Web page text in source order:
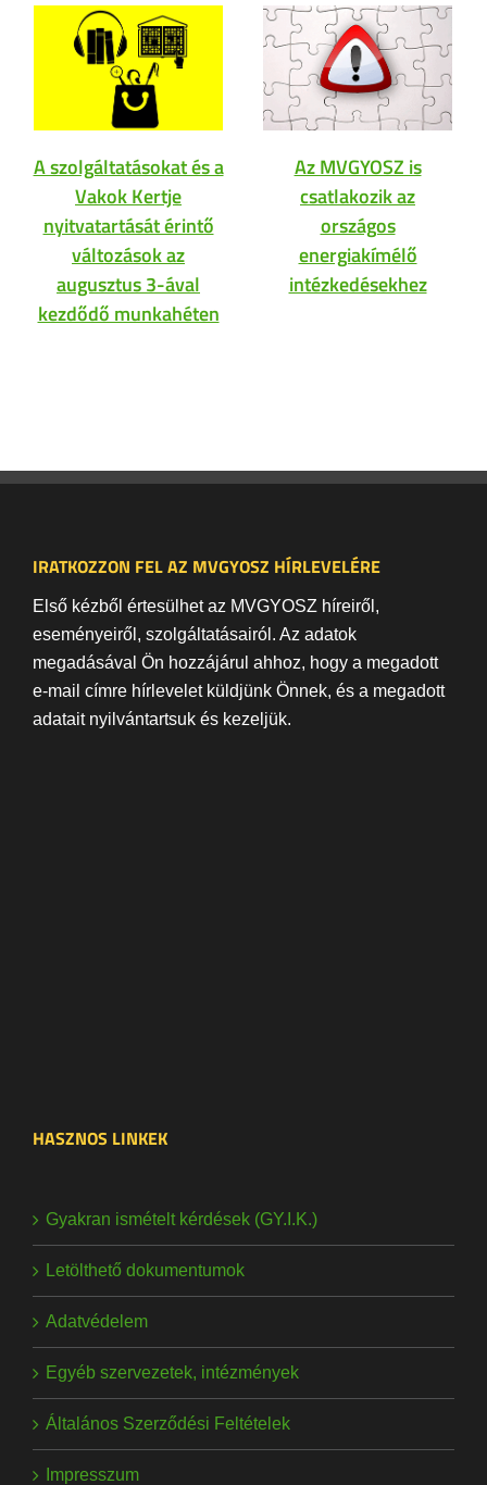
A szolgáltatásokat és a
Vakok Kertje
nyitvatartását érintő
változások az
augusztus 3-ával
kezdődő munkahéten
Az MVGYOSZ is
csatlakozik az
országos
energiakímélő
intézkedésekhez
IRATKOZZON FEL AZ MVGYOSZ HÍRLEVELÉRE
Első kézből értesülhet az MVGYOSZ híreiről,
eseményeiről, szolgáltatásairól. Az adatok
megadásával Ön hozzájárul ahhoz, hogy a megadott
e-mail címre hírlevelet küldjünk Önnek, és a megadott
adatait nyilvántartsuk és kezeljük.
HASZNOS LINKEK
Gyakran ismételt kérdések (GY.I.K.)
Letölthető dokumentumok
Adatvédelem
Egyéb szervezetek, intézmények
Általános Szerződési Feltételek
Impresszum